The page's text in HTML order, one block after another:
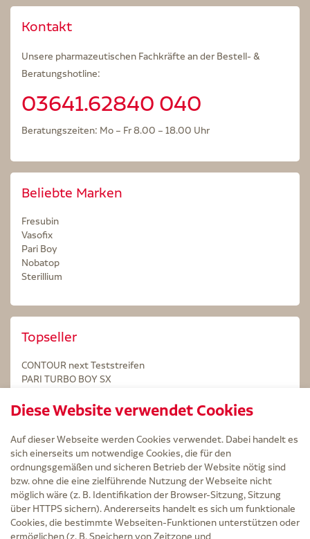
Kontakt
Unsere pharmazeutischen Fachkräfte an der Bestell- &
Beratungshotline:
03641.62840 040
Beratungszeiten: Mo – Fr 8.00 – 18.00 Uhr
Beliebte Marken
Fresubin
Vasofix
Pari Boy
Nobatop
Sterillium
Topseller
CONTOUR next Teststreifen
PARI TURBO BOY SX
Kintex Kinesiologie Tape blau
Service
Versand und Lieferzeit
Kontakt
FAQ
Diese Website verwendet Cookies
Auf dieser Webseite werden Cookies verwendet. Dabei handelt es
sich einerseits um notwendige Cookies, die für den
ordnungsgemäßen und sicheren Betrieb der Website nötig sind
bzw. ohne die eine zielführende Nutzung der Webseite nicht
möglich wäre (z. B. Identifikation der Browser-Sitzung, Sitzung
über HTTPS sichern). Andererseits handelt es sich um funktionale
Cookies, die bestimmte Webseiten-Funktionen unterstützen oder
ermöglichen (z. B. Speichern von Zeitzone und